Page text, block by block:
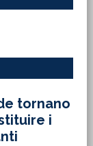
tornano
i